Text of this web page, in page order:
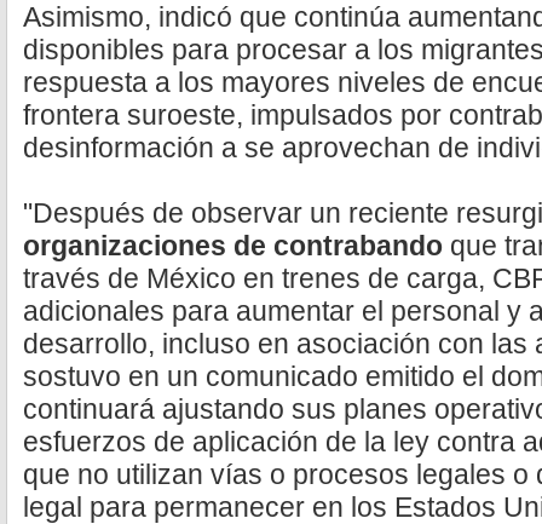
Asimismo, indicó que continúa
disponibles para procesar a los
respuesta a los mayores niveles de
frontera suroeste, impulsados por
desinformación a se aprovechan de
"Después de observar un reciente
organizaciones de contrabando que
través de México en trenes de carga,
adicionales para aumentar el personal y
desarrollo, incluso en asociación con las
sostuvo en un comunicado emitido el
continuará ajustando sus planes
esfuerzos de aplicación de la ley contra
que no utilizan vías o procesos legales o
legal para permanecer en los Estados